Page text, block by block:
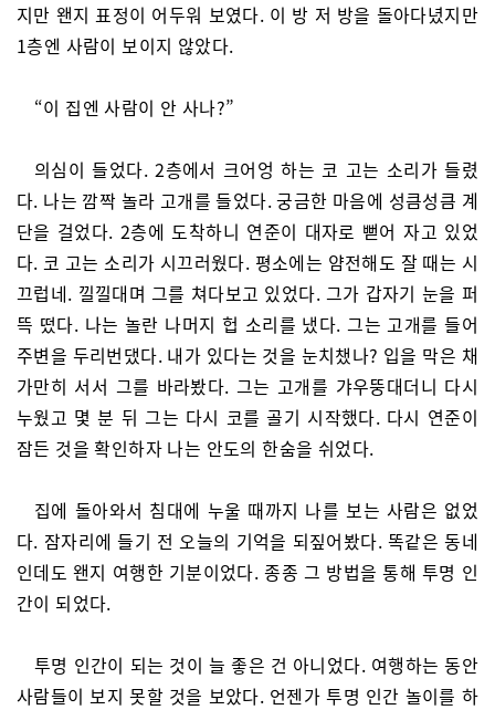
지만 왠지 표정이 어두워 보였다. 이 방 저 방을 돌아다녔지만
1층엔 사람이 보이지 않았다.
“이 집엔 사람이 안 사나?”
의심이 들었다. 2층에서 크어엉 하는 코 고는 소리가 들렸
다. 나는 깜짝 놀라 고개를 들었다. 궁금한 마음에 성큼성큼 계
단을 걸었다. 2층에 도착하니 연준이 대자로 뻗어 자고 있었
다. 코 고는 소리가 시끄러웠다. 평소에는 얌전해도 잘 때는 시
끄럽네. 낄낄대며 그를 쳐다보고 있었다. 그가 갑자기 눈을 퍼
뜩 떴다. 나는 놀란 나머지 헙 소리를 냈다. 그는 고개를 들어
주변을 두리번댔다. 내가 있다는 것을 눈치챘나? 입을 막은 채
가만히 서서 그를 바라봤다. 그는 고개를 갸우뚱대더니 다시
누웠고 몇 분 뒤 그는 다시 코를 골기 시작했다. 다시 연준이
잠든 것을 확인하자 나는 안도의 한숨을 쉬었다.
집에 돌아와서 침대에 누울 때까지 나를 보는 사람은 없었
다. 잠자리에 들기 전 오늘의 기억을 되짚어봤다. 똑같은 동네
인데도 왠지 여행한 기분이었다. 종종 그 방법을 통해 투명 인
간이 되었다.
투명 인간이 되는 것이 늘 좋은 건 아니었다. 여행하는 동안
사람들이 보지 못할 것을 보았다. 언젠가 투명 인간 놀이를 하